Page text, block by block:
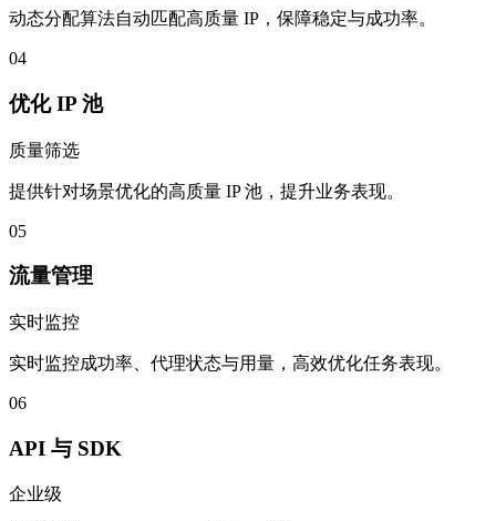
动态分配算法自动匹配高质量 IP，保障稳定与成功率。
04
优化 IP 池
质量筛选
提供针对场景优化的高质量 IP 池，提升业务表现。
05
流量管理
实时监控
实时监控成功率、代理状态与用量，高效优化任务表现。
06
API 与 SDK
企业级